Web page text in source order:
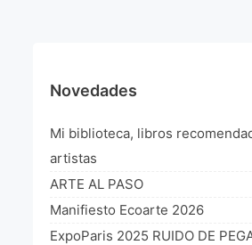
¡VIVE Molière! Un hommage latino-
Molière 2022
Exposición París 2021 “Traverser
través de tu espejo»
La Formule de l’art París 2020
L’art Colombien à Paris 2019
Novedades
Mi biblioteca, libros
artistas
ARTE AL PASO
Manifiesto Ecoarte 2026
ExpoParis 2025 RUIDO DE